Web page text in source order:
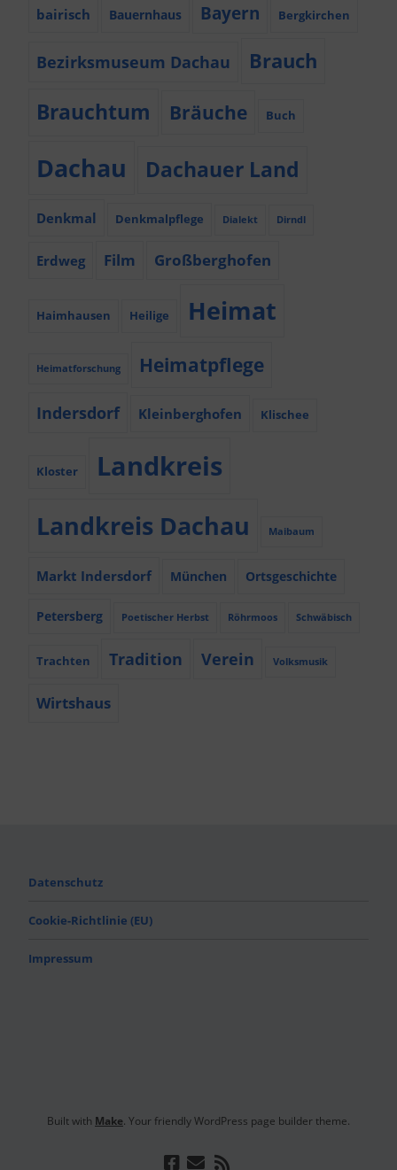
bairisch Bauernhaus Bayern Bergkirchen
Bezirksmuseum Dachau Brauch
Brauchtum Bräuche Buch
Dachau Dachauer Land
Denkmal Denkmalpflege Dialekt Dirndl
Erdweg Film Großberghofen
Haimhausen Heilige Heimat
Heimatforschung Heimatpflege
Indersdorf Kleinberghofen Klischee
Kloster Landkreis
Landkreis Dachau Maibaum
Markt Indersdorf München Ortsgeschichte
Petersberg Poetischer Herbst Röhrmoos Schwäbisch
Trachten Tradition Verein Volksmusik
Wirtshaus
Datenschutz
Cookie-Richtlinie (EU)
Impressum
Built with Make. Your friendly WordPress page builder theme.